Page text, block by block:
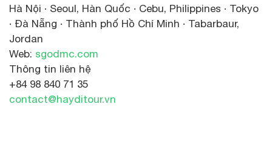
Hà Nội · Seoul, Hàn Quốc · Cebu, Philippines · Tokyo
· Đà Nẵng · Thành phố Hồ Chí Minh · Tabarbaur,
Jordan
Web: sgodmc.com
Thông tin liên hệ
+84 98 840 71 35
contact@hayditour.vn